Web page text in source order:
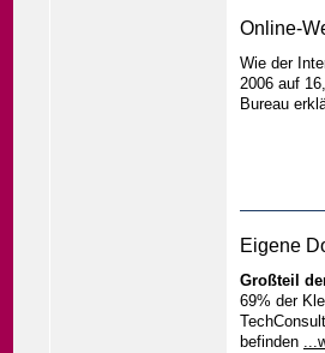
Online-
Wie der
2006 auf
Bureau
Eigene
Großteil
69% der
befinden